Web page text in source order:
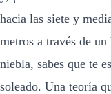
hacia las siete y
metros a través de
niebla, sabes que te
soleado. Una teoría